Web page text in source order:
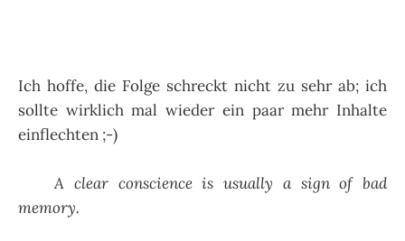
Ich hoffe, die Folge schreckt nicht zu sehr ab; ich
sollte wirklich mal wieder ein paar mehr Inhalte
einflechten ;-)
A clear conscience is usually a sign of bad
memory.